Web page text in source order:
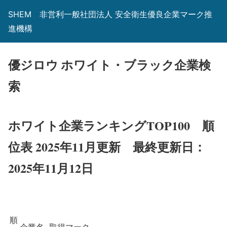
SHEM 非営利一般社団法人 安全衛生優良企業マーク推
進機構
優ジロウ ホワイト・ブラック企業検
索
ホワイト企業ランキングTOP100 順
位表 2025年11月更新 最終更新日：
2025年11月12日
順